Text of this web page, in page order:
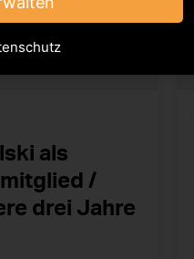
als
/
drei Jahre